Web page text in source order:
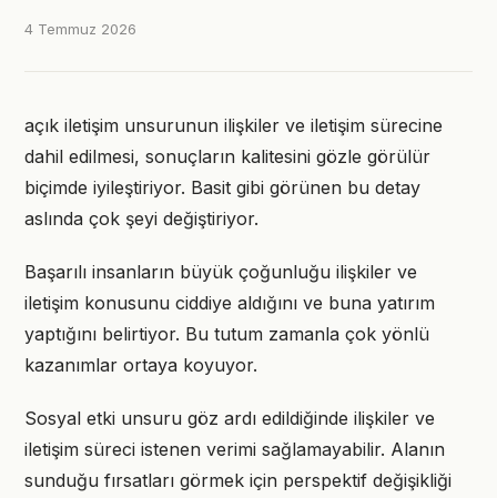
4 Temmuz 2026
açık iletişim unsurunun ilişkiler ve iletişim sürecine
dahil edilmesi, sonuçların kalitesini gözle görülür
biçimde iyileştiriyor. Basit gibi görünen bu detay
aslında çok şeyi değiştiriyor.
Başarılı insanların büyük çoğunluğu ilişkiler ve
iletişim konusunu ciddiye aldığını ve buna yatırım
yaptığını belirtiyor. Bu tutum zamanla çok yönlü
kazanımlar ortaya koyuyor.
Sosyal etki unsuru göz ardı edildiğinde ilişkiler ve
iletişim süreci istenen verimi sağlamayabilir. Alanın
sunduğu fırsatları görmek için perspektif değişikliği